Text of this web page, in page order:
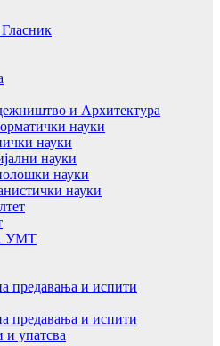
и Архитектура
науки
науки
науки
науки
науки
УМТ
предавањa и испити
предавањa и испити
и упатсва